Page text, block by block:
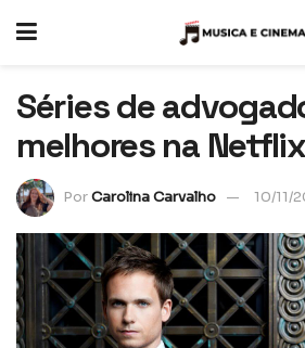
Séries de
melhores na Netflix
PorCarolina Carvalho 10/11/